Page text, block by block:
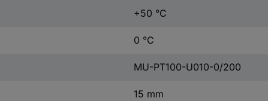
+50 °C
0 °C
MU-PT100-U010-0/200
15 mm